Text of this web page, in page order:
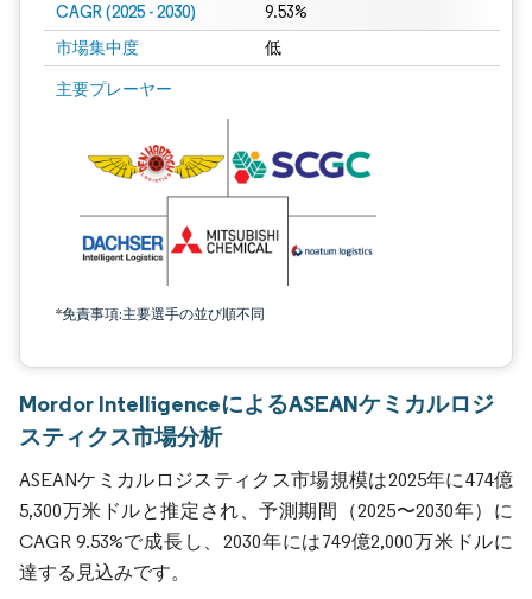
CAGR (2025 - 2030) 9.53%
市場集中度 低
主要プレーヤー
*免責事項:主要選手の並び順不同
Mordor IntelligenceによるASEANケミカルロジ
スティクス市場分析
ASEANケミカルロジスティクス市場規模は2025年に474億
5,300万米ドルと推定され、予測期間（2025〜2030年）に
CAGR 9.53%で成長し、2030年には749億2,000万米ドルに
達する見込みです。